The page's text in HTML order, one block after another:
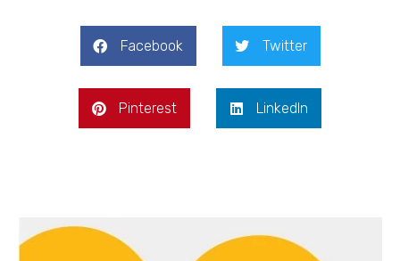
Facebook Twitter
Pinterest LinkedIn